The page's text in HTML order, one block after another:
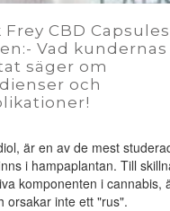
Frey CBD Capsules
Vad kundernas
säger om
och
är en av de mest
i hampaplantan. Till
komponenten i cannabis,
orsakar inte ett "rus".